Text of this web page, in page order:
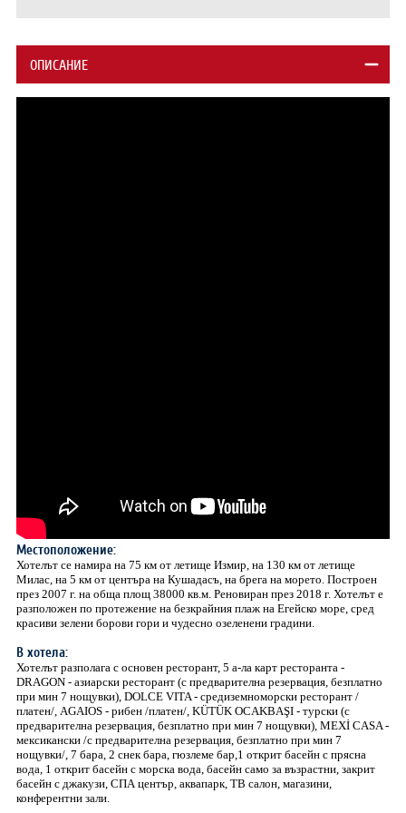
ОПИСАНИЕ
Местоположение:
Хотелът се намира на 75 км от летище Измир, на 130 км от летище
Милас, на 5 км от центъра на Кушадасъ, на брега на морето. Построен
през 2007 г. на обща площ 38000 кв.м. Реновиран през 2018 г. Хотелът е
разположен по протежение на безкрайния плаж на Егейско море, сред
красиви зелени борови гори и чудесно озеленени градини.
В хотела:
Хотелът разполага с основен ресторант, 5 а-ла карт ресторанта -
DRAGON - азиарски ресторант (с предварителна резервация, безплатно
при мин 7 нощувки), DOLCE VITA - средиземноморски ресторант /
платен/, AGAIOS - рибен /платен/, KÜTÜK OCAKBAŞI - турски (с
предварителна резервация, безплатно при мин 7 нощувки), MEXİ CASA -
мексикански /с предварителна резервация, безплатно при мин 7
нощувки/, 7 бара, 2 снек бара, гюзлеме бар,1 открит басейн с прясна
вода, 1 открит басейн с морска вода, басейн само за възрастни, закрит
басейн с джакузи, СПА център, аквапарк, ТВ салон, магазини,
конферентни зали.